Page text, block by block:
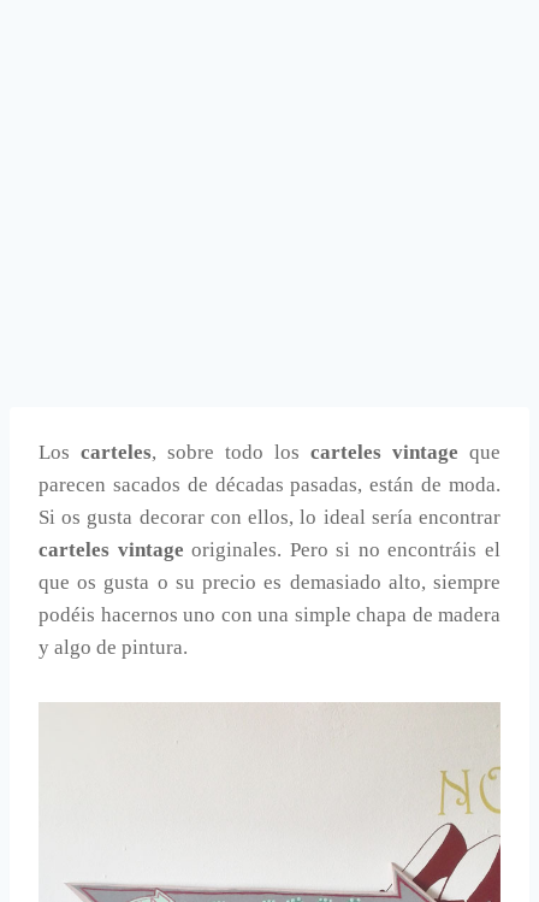
Los carteles, sobre todo los carteles vintage que
parecen sacados de décadas pasadas, están de moda.
Si os gusta decorar con ellos, lo ideal sería encontrar
carteles vintage originales. Pero si no encontráis el
que os gusta o su precio es demasiado alto, siempre
podéis hacernos uno con una simple chapa de madera
y algo de pintura.